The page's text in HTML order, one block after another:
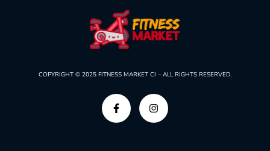
COPYRIGHT © 2025 FITNESS MARKET CI – ALL RIGHTS RESERVED.